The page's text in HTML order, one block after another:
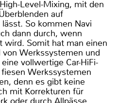
Level-Mixing, mit den
auf
So kommen Navi
dann durch, wenn
wird. Somit hat man einen
von Werkssystemen und
vollwertige Car-HiFi-
Werkssystemen
denn es gibt keine
mit Korrekturen für